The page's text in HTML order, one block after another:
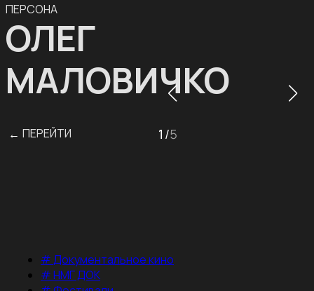
ПЕРСОНА
ОЛЕГ
МАЛОВИЧКО
← ПЕРЕЙТИ 1 /5
#Документальное кино
#НМГ ДОК